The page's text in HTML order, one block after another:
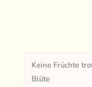
Keine Früchte
Blüte